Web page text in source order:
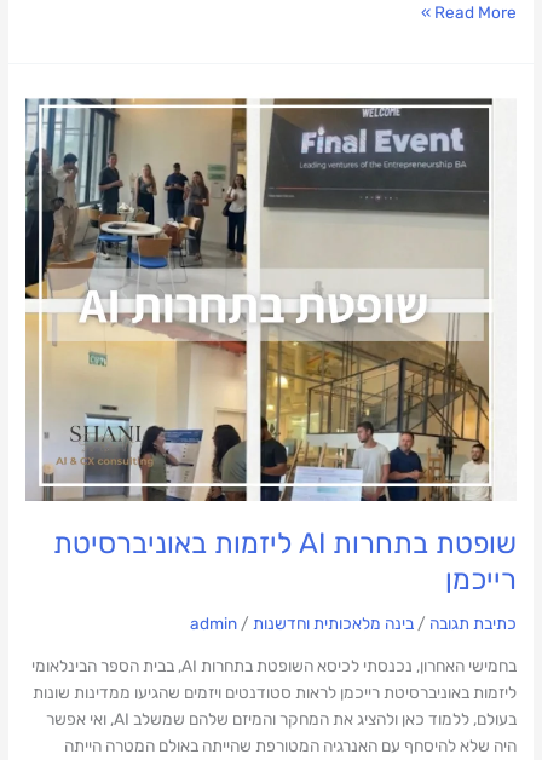
Read More »
שופטת בתחרות AI ליזמות באוניברסיטת
רייכמן
כתיבת תגובה /בינה מלאכותית וחדשנות /
admin
בחמישי האחרון, נכנסתי לכיסא השופטת בתחרות AI, בבית הספר הבינלאומי
ליזמות באוניברסיטת רייכמן לראות סטודנטים ויזמים שהגיעו ממדינות שונות
בעולם, ללמוד כאן ולהציג את המחקר והמיזם שלהם שמשלב AI, ואי אפשר
היה שלא להיסחף עם האנרגיה המטורפת שהייתה באולם המטרה הייתה
שופטת
באוניברסיטת